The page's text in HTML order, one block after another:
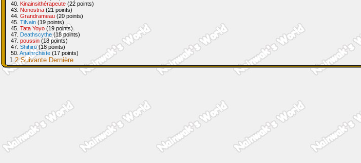
40. Kinainsithérapeute (22 points)
43. Nonostria (21 points)
44. Grandrameau (20 points)
45. TiNain (19 points)
45. Tata Yoyo (19 points)
47. Deathscythe(18 points)
47. poussin (18 points)
47. Shihiro(18 points)
50. Anainrchiste (17 points)
1 2 Suivante Dernière